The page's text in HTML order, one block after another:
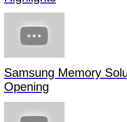
Illustrator Marion Deuchars
Dot, Circle, Box with
SAMSUNG MEMORY - MEMOIRE :
Samsung Memory